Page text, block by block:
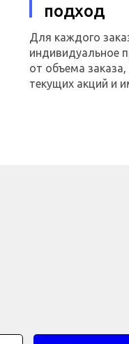
подход
Для каждого
индивидуальное
от объема
текущих акций и